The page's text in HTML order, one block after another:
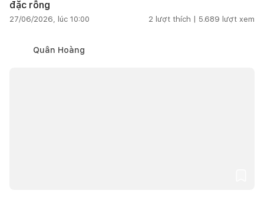
đặc rỗng
27/06/2026, lúc 10:00 2 lượt thích | 5.689 lượt xem
Quân Hoàng